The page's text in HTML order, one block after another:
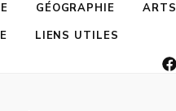
GÉOGRAPHIE ARTS
LIENS UTILES